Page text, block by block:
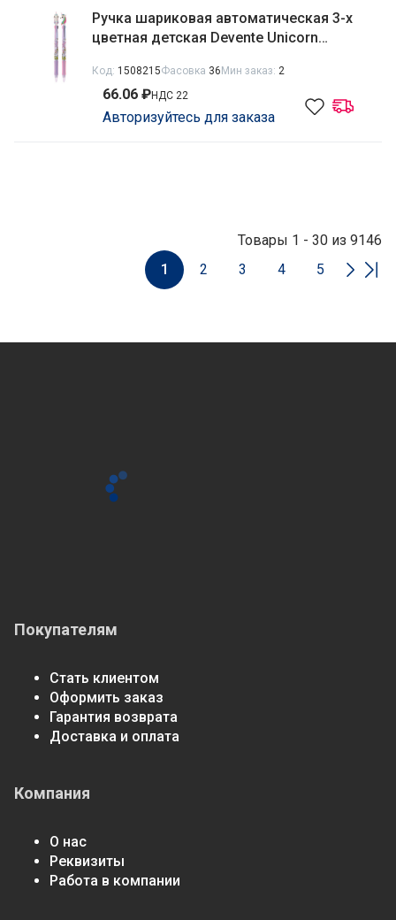
Ручка шариковая автоматическая 3-х
цветная детская Devente Unicorn
Код: 1508215Фасовка 36 Мин заказ: 2
66.06 ₽НДС 22
Авторизуйтесь для заказа
Товары 1 - 30 из 9146
1
2 3 4 5
Покупателям
Стать клиентом
Оформить заказ
Гарантия возврата
Доставка и оплата
Компания
О нас
Реквизиты
Работа в компании